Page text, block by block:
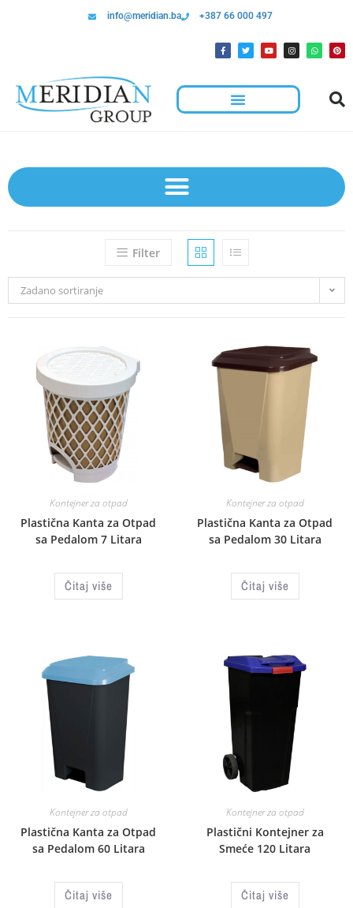
info@meridian.ba +387 66 000 497
Filter
Zadano sortiranje
Kontejner za otpad
Plastična Kanta za Otpad
sa Pedalom 7 Litara
Čitaj više
Kontejner za otpad
Plastična Kanta za Otpad
sa Pedalom 30 Litara
Čitaj više
Kontejner za otpad
Plastična Kanta za Otpad
sa Pedalom 60 Litara
Čitaj više
Kontejner za otpad
Plastični Kontejner za
Smeće 120 Litara
Čitaj više